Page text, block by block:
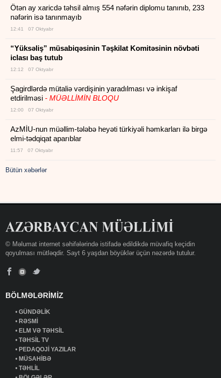
Ötən ay xaricdə təhsil almış 554 nəfərin diplomu tanınıb, 233
nəfərin isə tanınmayıb
12:41 07 Oktyabr
“Yüksəliş” müsabiqəsinin Təşkilat Komitəsinin növbəti
iclası baş tutub
12:12 07 Oktyabr
Şagirdlərdə mütaliə vərdişinin yaradılması və inkişaf
etdirilməsi- MÜƏLLİMİN BLOQU
12:00 07 Oktyabr
AzMİU-nun müəllim-tələbə heyəti türkiyəli həmkarları ilə birgə
elmi-tədqiqat aparıblar
11:57 07 Oktyabr
Bütün xəbərlər
© Məlumat internet səhifələrində istifadə edildikdə müvafiq keçidin
qoyulması mütləqdir. Sayt 6 yaşdan böyüklər üçün nəzərdə tutulur.
BÖLMƏLƏRİMİZ
•GÜNDƏLİK
•RƏSMİ
•ELM VƏ TƏHSİL
•TƏHSİL TV
•PEDAQOJİ YAZILAR
•MÜSAHİBƏ
•TƏHLİL